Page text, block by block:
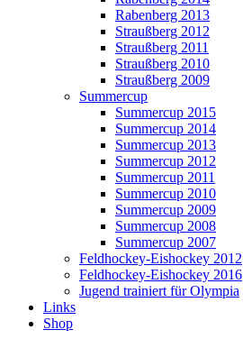
Rabenberg 2013
Straußberg 2012
Straußberg 2011
Straußberg 2010
Straußberg 2009
Summercup
Summercup 2015
Summercup 2014
Summercup 2013
Summercup 2012
Summercup 2011
Summercup 2010
Summercup 2009
Summercup 2008
Summercup 2007
Feldhockey-Eishockey 2012
Feldhockey-Eishockey 2016
Jugend trainiert für Olympia
Links
Shop